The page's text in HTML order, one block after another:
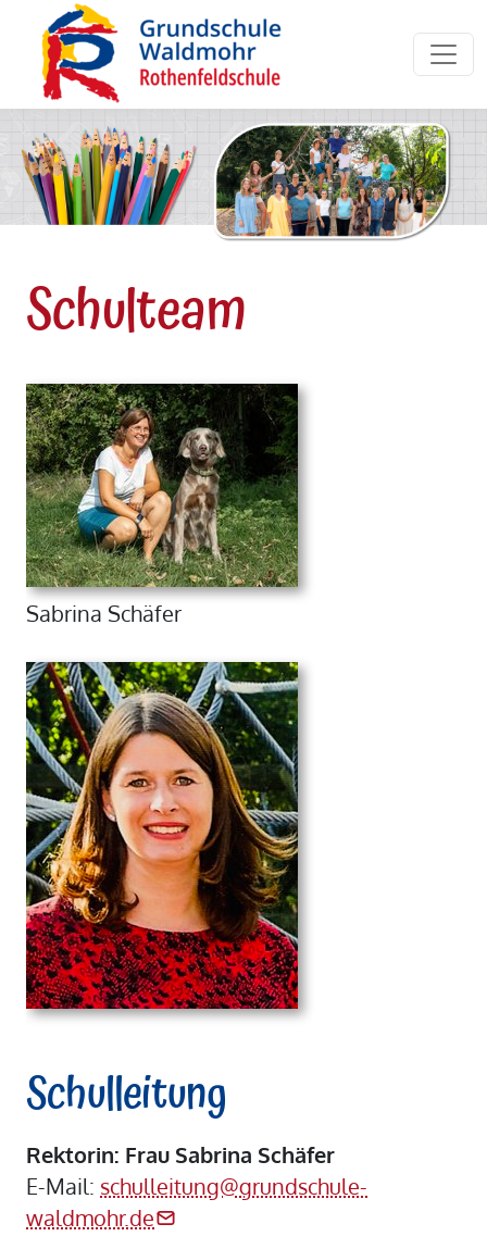
Schulteam
Sabrina Schäfer
Schulleitung
Rektorin: Frau Sabrina Schäfer
E-Mail: schulleitung@grundschule-
waldmohr.de